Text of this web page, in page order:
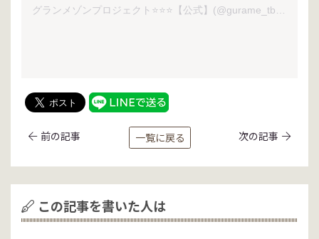
前の記事 一覧に戻る 次の記事
この記事を書いた人は